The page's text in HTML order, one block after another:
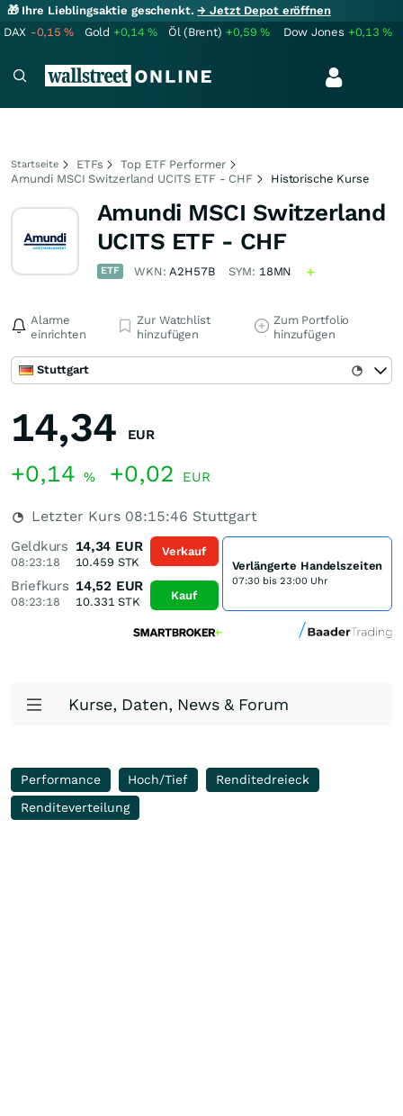
🎁 Ihre Lieblingsaktie geschenkt.→ Jetzt Depot eröffnen
DAX -0,15% Gold +0,14% Öl (Brent) +0,59% Dow Jones +0,13%
Startseite ETFs
Top ETF Performer
Amundi MSCI Switzerland UCITS ETF - CHF
Historische Kurse
Amundi MSCI Switzerland
UCITS ETF - CHF
ETF WKN:A2H57B SYM: 18MN
Alarme
einrichten
Zur Watchlist
hinzufügen
Zum Portfolio
hinzufügen
Stuttgart
14,34 EUR
+0,14 % +0,02 EUR
Letzter Kurs 08:15:46 Stuttgart
Geldkurs
08:23:18
14,34 EUR
10.459 STK
Briefkurs
08:23:18
14,52 EUR
10.331 STK
Verkauf
Kauf
Verlängerte Handelszeiten
07:30 bis 23:00 Uhr
Kurse, Daten, News & Forum
Performance Hoch/Tief
Renditedreieck
Renditeverteilung